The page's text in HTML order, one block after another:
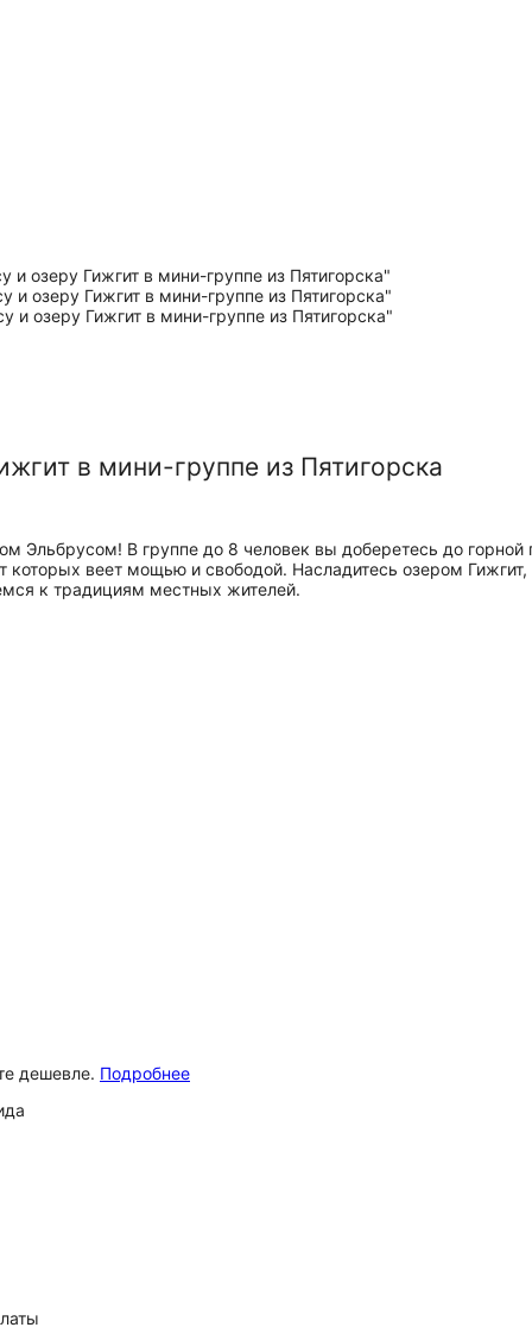
в мини-группе из Пятигорска
Эльбрусом! В группе до 8 человек вы доберетесь до горной
веет мощью и свободой. Насладитесь озером
к традициям местных жителей.
дешевле. Подробнее